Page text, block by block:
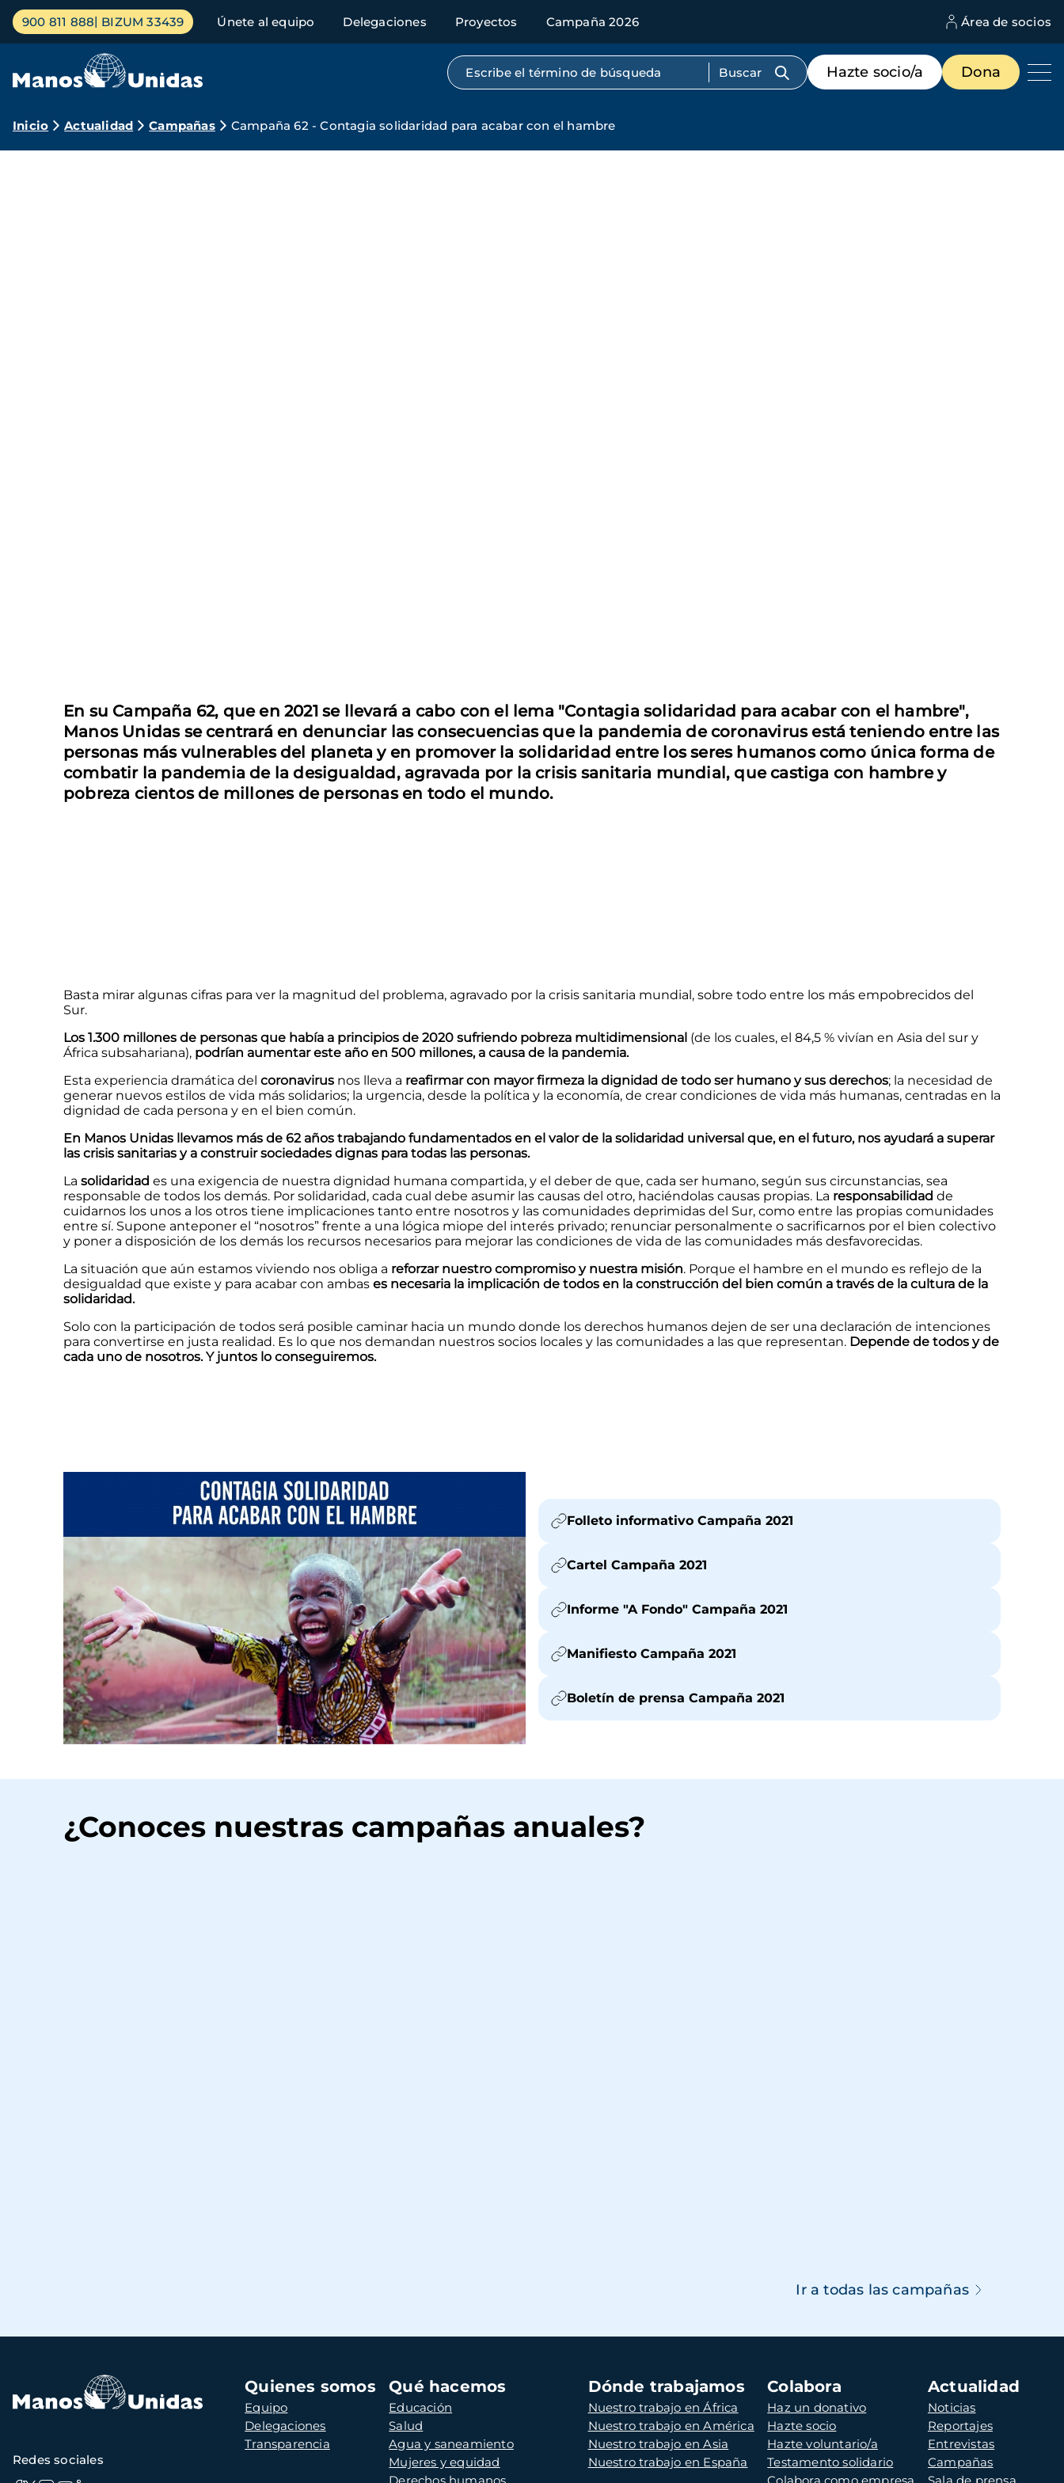
Pasar
contenido
Menú
principal
900 811 888 BIZUM 33439 Únete al equipo Delegaciones Proyectos Campaña 2026 Área de socios
Búsqueda por texto completo
Menú
de
destacados
Hazte socio/a Dona
Ruta
Inicio Actualidad Campañas Campaña 62 - Contagia solidaridad para acabar con el hambre
En su Campaña 62, que en 2021 se llevará a cabo con el lema "Contagia solidaridad para acabar con el hambre",
Manos Unidas se centrará en denunciar las consecuencias que la pandemia de coronavirus está teniendo entre las
personas más vulnerables del planeta y en promover la solidaridad entre los seres humanos como única forma de
combatir la pandemia de la desigualdad, agravada por la crisis sanitaria mundial, que castiga con hambre y
pobreza cientos de millones de personas en todo el mundo.
Basta mirar algunas cifras para ver la magnitud del problema, agravado por la crisis sanitaria mundial, sobre todo entre los más empobrecidos del
Sur.
Los 1.300 millones de personas que había a principios de 2020 sufriendo pobreza multidimensional (de los cuales, el 84,5 % vivían en Asia del sur y
África subsahariana), podrían aumentar este año en 500 millones, a causa de la pandemia.
Esta experiencia dramática del coronavirus nos lleva a reafirmar con mayor firmeza la dignidad de todo ser humano y sus derechos; la necesidad de
generar nuevos estilos de vida más solidarios; la urgencia, desde la política y la economía, de crear condiciones de vida más humanas, centradas en la
dignidad de cada persona y en el bien común.
En Manos Unidas llevamos más de 62 años trabajando fundamentados en el valor de la solidaridad universal que, en el futuro, nos ayudará a superar
las crisis sanitarias y a construir sociedades dignas para todas las personas.
La solidaridad es una exigencia de nuestra dignidad humana compartida, y el deber de que, cada ser humano, según sus circunstancias, sea
responsable de todos los demás. Por solidaridad, cada cual debe asumir las causas del otro, haciéndolas causas propias. La responsabilidad de
cuidarnos los unos a los otros tiene implicaciones tanto entre nosotros y las comunidades deprimidas del Sur, como entre las propias comunidades
entre sí. Supone anteponer el “nosotros” frente a una lógica miope del interés privado; renunciar personalmente o sacrificarnos por el bien colectivo
y poner a disposición de los demás los recursos necesarios para mejorar las condiciones de vida de las comunidades más desfavorecidas.
La situación que aún estamos viviendo nos obliga a reforzar nuestro compromiso y nuestra misión. Porque el hambre en el mundo es reflejo de la
desigualdad que existe y para acabar con ambas es necesaria la implicación de todos en la construcción del bien común a través de la cultura de la
solidaridad.
Solo con la participación de todos será posible caminar hacia un mundo donde los derechos humanos dejen de ser una declaración de intenciones
para convertirse en justa realidad. Es lo que nos demandan nuestros socios locales y las comunidades a las que representan. Depende de todos y de
cada uno de nosotros. Y juntos lo conseguiremos.
Folleto informativo Campaña 2021
Cartel Campaña 2021
Informe "A Fondo" Campaña 2021
Manifiesto Campaña 2021
Boletín de prensa Campaña 2021
¿Conoces nuestras campañas anuales?
Ir a todas las campañas
Navegación
principal
Quienes somos
Equipo
Delegaciones
Transparencia
Qué hacemos
Educación
Salud
Agua y saneamiento
Mujeres y equidad
Dónde trabajamos
Nuestro trabajo en África
Nuestro trabajo en América
Nuestro trabajo en Asia
Nuestro trabajo en España
Colabora
Haz un donativo
Hazte socio
Hazte voluntario/a
Testamento solidario
Actualidad
Noticias
Reportajes
Entrevistas
Campañas
Redes sociales